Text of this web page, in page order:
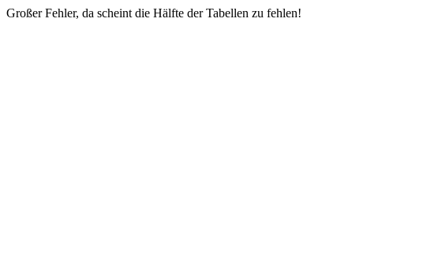
Großer Fehler, da scheint die Hälfte der Tabellen zu fehlen!